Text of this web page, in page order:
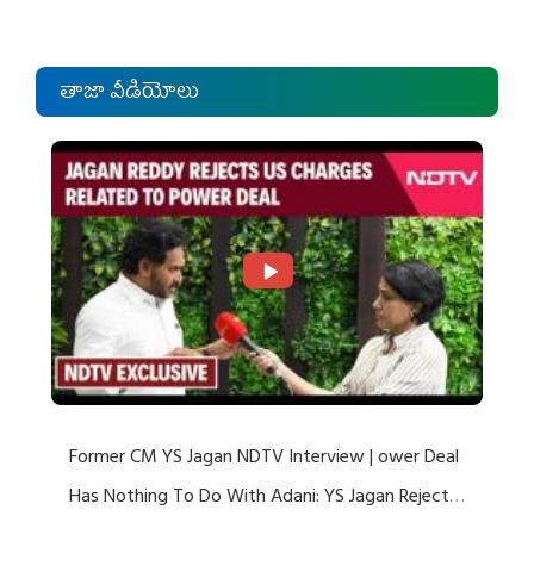
తాజా వీడియోలు
Former CM YS Jagan NDTV Interview | ower Deal
Has Nothing To Do With Adani: YS Jagan Rejects